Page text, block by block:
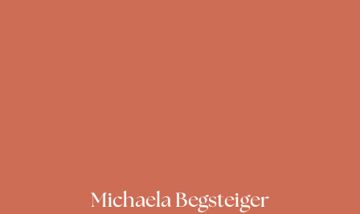
Michaela Begsteiger